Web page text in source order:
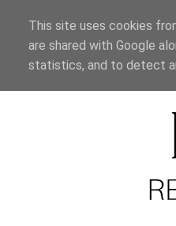
This site uses cookies
are shared with Google
statistics, and to detect